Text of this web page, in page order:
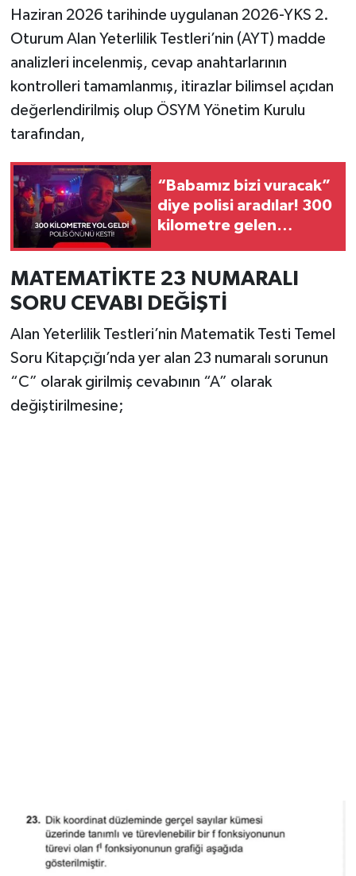
Haziran 2026 tarihinde uygulanan 2026-YKS 2.
Oturum Alan Yeterlilik Testleri’nin (AYT) madde
analizleri incelenmiş, cevap anahtarlarının
kontrolleri tamamlanmış, itirazlar bilimsel açıdan
değerlendirilmiş olup ÖSYM Yönetim Kurulu
tarafından,
“Babamız bizi vuracak”
diye polisi aradılar! 300
kilometre gelen
MATEMATİKTE 23 NUMARALI
SORU CEVABI DEĞİŞTİ
Alan Yeterlilik Testleri’nin Matematik Testi Temel
Soru Kitapçığı’nda yer alan 23 numaralı sorunun
“C” olarak girilmiş cevabının “A” olarak
değiştirilmesine;